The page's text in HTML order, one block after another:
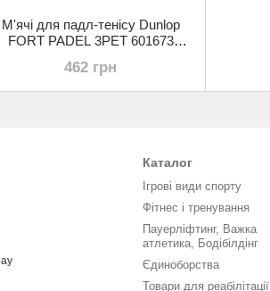
М'ячі для падл-тенісу Dunlop
FORT PADEL 3PET 601673
462 грн
Каталог
Ігрові види спорту
Фітнес і тренування
Пауерліфтинг, Важка
атлетика, Бодібілдінг
Єдиноборства
Товари для реабілітації